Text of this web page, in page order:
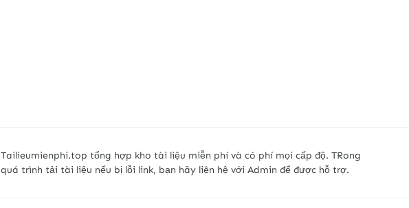
Tailieumienphi.top tổng hợp kho tài liệu miễn phí và có phí mọi cấp độ. TRong
quá trình tải tài liệu nếu bị lỗi link, bạn hãy liên hệ với Admin để được hỗ trợ.